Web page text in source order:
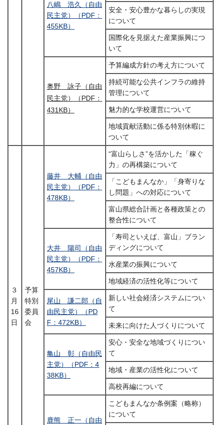
八嶋 浩久（自由
民主党）（PDF：
455KB）
安全・安心豊かな暮らしの実現
について
国際化を見据えた産業振興につ
いて
奥野 詠子（自由
民主党）（PDF：
431KB）
予算編成方針の考え方について
持続可能な公共インフラの維持
管理について
魅力的な学校運営について
地域貢献活動に係る特別休暇に
ついて
３
月
16
日
予算
特別
委員
会
藤井 大輔（自由
民主党）（PDF：
478KB）
“富山らしさ”を活かした「稼ぐ
力」の再構築について
「こどもまんなか」「身寄りな
し問題」への対応について
富山県総合計画と各種政策との
整合性について
大井 陽司（自由
民主党）（PDF：
457KB）
「寿司といえば、富山」ブラン
ディングについて
水産業の振興について
地域経済の活性化等について
尾山 謙二郎（自
由民主党）（PD
F：472KB）
新しい社会経済システムについ
て
未来に向けた人づくりについて
亀山 彰（自由民
主党）（PDF：4
38KB）
安心・安全な地域づくりについ
て
地域・産業の活性化について
高校再編について
鹿熊 正一（自由
こどもまんなか条例案（略称）
について